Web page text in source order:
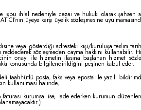
işbu ihlal nedeniyle cezai ve hukuki olarak şahsen
üyeye karşı üyelik sözleşmesine
veya gösterdiği adresteki kişi/kuruluşa teslim
sözleşmeden cayma hakkını kullanabilir.
onayı ile hizmetin ifasına başlanan hizmet
konusunda bilgilendirildiğini peşinen kabul eder.
taahhütlü posta, faks veya eposta ile yazılı
kullanılması halinde,
kurumsal ise, iade ederken kurumun